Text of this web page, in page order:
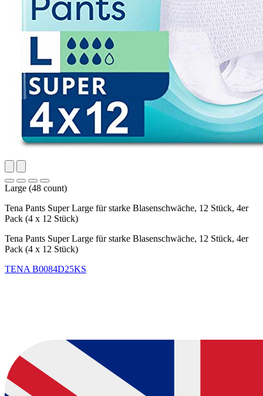
Large (48 count)
Tena Pants Super Large für starke Blasenschwäche, 12 Stück, 4er
Pack (4 x 12 Stück)
Tena Pants Super Large für starke Blasenschwäche, 12 Stück, 4er
Pack (4 x 12 Stück)
TENA B0084D25KS